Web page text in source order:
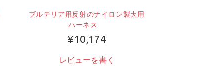
ブルテリア用反射のナイロン製犬用
ハーネス
¥10,174
レビューを書く